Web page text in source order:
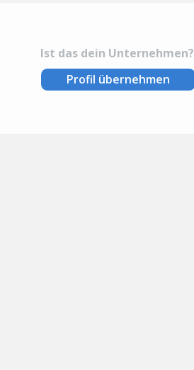
Ist das dein Unternehmen?
Profil übernehmen